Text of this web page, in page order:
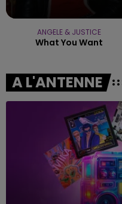
ANGELE & JUSTICE
What You Want
A L'ANTENNE